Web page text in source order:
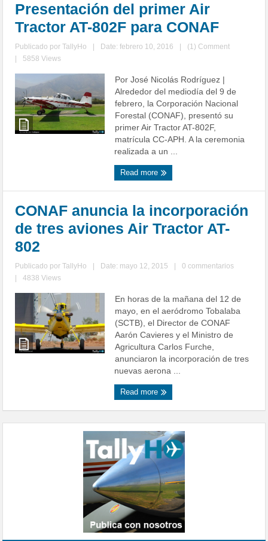
Presentación del primer Air
Tractor AT-802F para CONAF
Publicado porTallyHo Date: febrero 10, 2016
(1) Comment
5858 Views
Por José Nicolás Rodríguez |
Alrededor del mediodía del 9 de
febrero, la Corporación Nacional
Forestal (CONAF), presentó su
primer Air Tractor AT-802F,
matrícula CC-APH. A la ceremonia
realizada a un ...
Read more
CONAF anuncia la incorporación
de tres aviones Air Tractor AT-
802
Publicado porTallyHo Date: mayo 12, 2015
0 commentarios
4838 Views
En horas de la mañana del 12 de
mayo, en el aeródromo Tobalaba
(SCTB), el Director de CONAF
Aarón Cavieres y el Ministro de
Agricultura Carlos Furche,
anunciaron la incorporación de tres
nuevas aerona ...
Read more